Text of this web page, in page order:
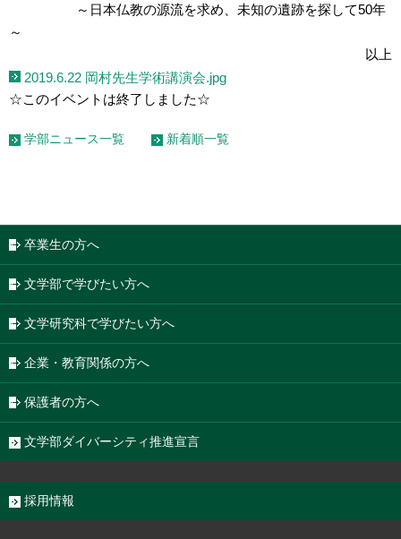
～日本仏教の源流を求め、未知の遺跡を探して50年
～
以上
2019.6.22 岡村先生学術講演会.jpg
☆このイベントは終了しました☆
学部ニュース一覧 新着順一覧
卒業生の方へ
文学部で学びたい方へ
文学研究科で学びたい方へ
企業・教育関係の方へ
保護者の方へ
文学部ダイバーシティ推進宣言
採用情報